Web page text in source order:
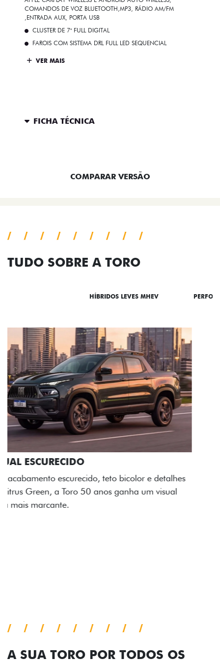
COMANDOS DE VOZ BLUETOOTH,MP3, RÁDIO AM/FM
,ENTRADA AUX, PORTA USB
CLUSTER DE 7" FULL DIGITAL
FAROIS COM SISTEMA DRL FULL LED SEQUENCIAL
VER MAIS
FICHA TÉCNICA
COMPARAR VERSÃO
TUDO SOBRE A TORO
HÍBRIDOS LEVES MHEV
ADESIVOS ESTILIZADOS
Os adesivos aplicados no capô e nas laterais
reforçam a identidade única dessa edição para lá de
comemorativa.
ÂNGULOS